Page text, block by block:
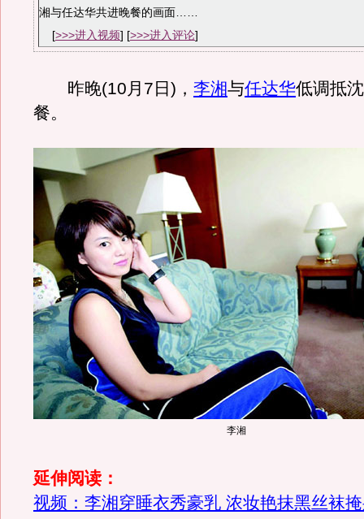
湘与任达华共进晚餐的画面
[>>>进入视频] [>>>进入评论]
昨晚(10月7日)， 李湘与任达华低调抵
餐。
李湘
延伸阅读：
视频：李湘穿睡衣秀豪乳 浓妆艳抹黑丝袜